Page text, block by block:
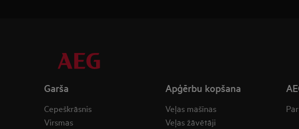
Garša
Cepeškrāsnis
Virsmas
Apģērbu kopšana
Veļas mašīnas
Veļas žāvētāji